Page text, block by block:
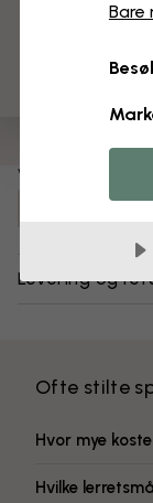
Ferdig
Matt
Varenummer:
Levering og
Ofte stilte
Hvor mye
Hvilke
Bare